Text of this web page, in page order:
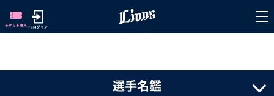
選手名鑑